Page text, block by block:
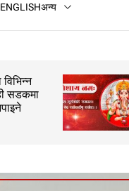
ENGLISHअन्य
राशिफल: २१ साउन
बिहिवार